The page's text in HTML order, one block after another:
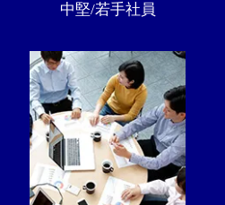
中堅/若手社員